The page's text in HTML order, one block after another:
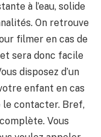
à l’eau, solide
On retrouve
filmer en cas de
sera donc facile
disposez d’un
enfant en cas
le contacter. Bref,
Vous